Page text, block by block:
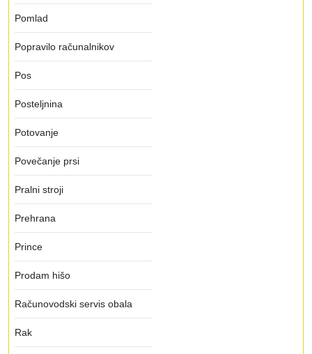
Pomlad
Popravilo računalnikov
Pos
Posteljnina
Potovanje
Povečanje prsi
Pralni stroji
Prehrana
Prince
Prodam hišo
Računovodski servis obala
Rak